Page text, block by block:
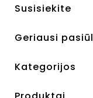
Susisiekite
Geriausi
Kategorijos